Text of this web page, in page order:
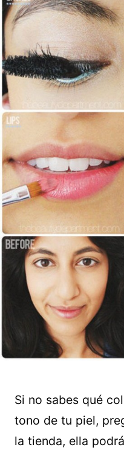
Si no sabes qué
tono de tu piel,
la tienda, ella